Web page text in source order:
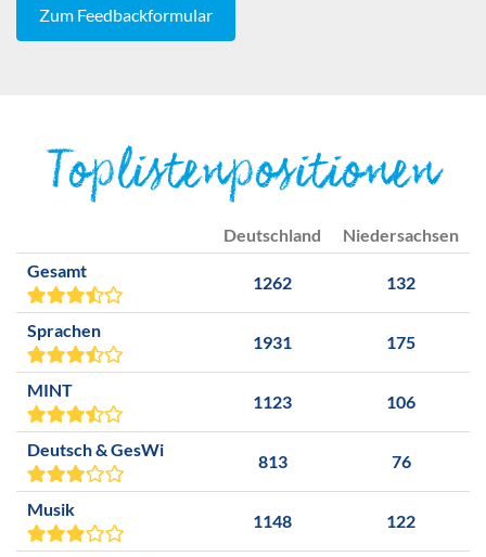
Zum Feedbackformular
Toplistenpositionen
Deutschland
Niedersachsen
Gesamt
1262 132
Sprachen
1931 175
MINT
1123 106
Deutsch & GesWi
813 76
Musik
1148 122